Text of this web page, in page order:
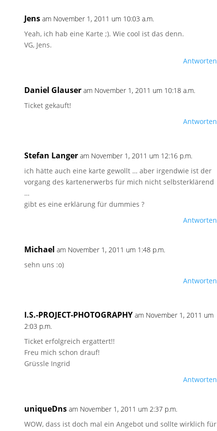
Jens am November 1, 2011 um 10:03 a.m.
Yeah, ich hab eine Karte ;). Wie cool ist das denn.
VG, Jens.
Antworten
Daniel Glauser am November 1, 2011 um 10:18 a.m.
Ticket gekauft!
Antworten
Stefan Langer am November 1, 2011 um 12:16 p.m.
ich hätte auch eine karte gewollt … aber irgendwie ist der
vorgang des kartenerwerbs für mich nicht selbsterklärend
…
gibt es eine erklärung für dummies ?
Antworten
Michael am November 1, 2011 um 1:48 p.m.
sehn uns :o)
Antworten
I.S.-PROJECT-PHOTOGRAPHY am November 1, 2011 um
2:03 p.m.
Ticket erfolgreich ergattert!!
Freu mich schon drauf!
Grüssle Ingrid
Antworten
uniqueDns am November 1, 2011 um 2:37 p.m.
WOW, dass ist doch mal ein Angebot und sollte wirklich für